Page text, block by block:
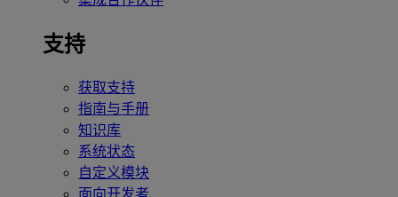
支持
获取支持
指南与手册
知识库
系统状态
自定义模块